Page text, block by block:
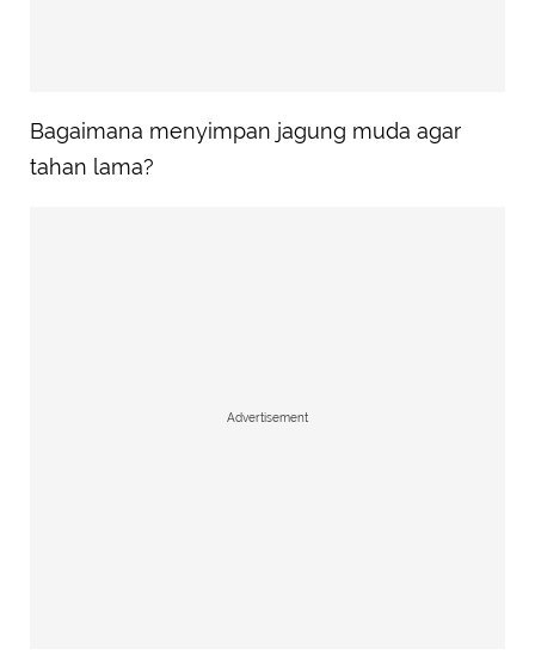
Bagaimana menyimpan jagung muda agar
tahan lama?
Advertisement